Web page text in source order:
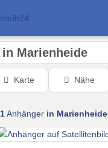
in Marienheide
Karte Nähe
1Anhänger in Marienheide